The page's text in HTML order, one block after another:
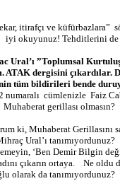
itirafçı ve küfürbazlara”
iyi okuyunuz! Tehditlerini
Ural’ı ”Toplumsal
ATAK dergisini çıkardılar.
tüm bildirileri bende
numaralı cümlenizle Faiz
Muhaberat gerillası olmasın?
ki, Muhaberat Gerillasını
Ural’ı tanımıyordunuz?
‘Ben Demir Bilgin
çıkarın ortaya.
Ne oldu
olarak da tanımıyordunuz?